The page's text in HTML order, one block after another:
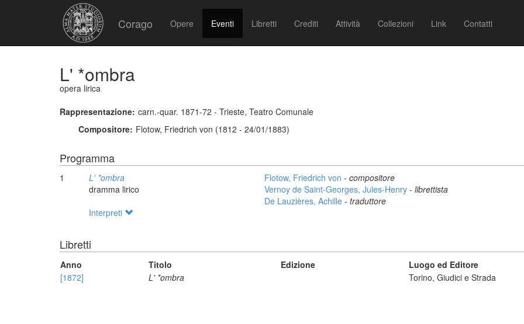
Corago Opere Eventi Libretti Crediti Attività Collezioni Link Contatti
L' *ombra
opera lirica
Rappresentazione: carn.-quar. 1871-72 - Trieste, Teatro Comunale
Compositore: Flotow, Friedrich von (1812 - 24/01/1883)
Programma
1
L' *ombra
dramma lirico
Flotow, Friedrich von - compositore
Vernoy de Saint-Georges, Jules-Henry - librettista
De Lauzières, Achille - traduttore
Interpreti
Libretti
Anno Titolo Edizione
Luogo ed Editore
[1872]
L' *ombra Torino, Giudici e Strada